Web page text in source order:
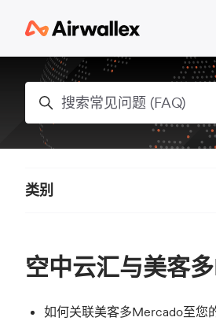
搜索
空中云汇与美客
如何关联美客多Mercado至您
类别